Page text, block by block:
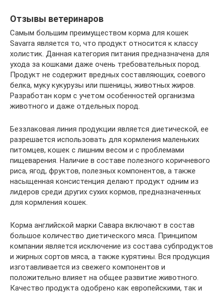
Отзывы ветеринаров
Самым большим преимуществом корма для кошек
Savarra является то, что продукт относится к классу
холистик. Данная категория питания предназначена для
ухода за кошками даже очень требовательных пород.
Продукт не содержит вредных составляющих, соевого
белка, муку кукурузы или пшеницы, животных жиров.
Разработан корм с учетом особенностей организма
животного и даже отдельных пород.
Беззлаковая линия продукции является диетической, ее
разрешается использовать для кормления маленьких
питомцев, кошек с лишним весом и с проблемами
пищеварения. Наличие в составе полезного коричневого
риса, ягод, фруктов, полезных компонентов, а также
насыщенная консистенция делают продукт одним из
лидеров среди других сухих кормов, предназначенных
для кормления кошек.
Корма английской марки Савара включают в состав
большое количество диетического мяса. Принципом
компании является исключение из состава субпродуктов
и жирных сортов мяса, а также курятины. Вся продукция
изготавливается из свежего компонентов и
положительно влияет на общее развитие животного.
Качество продукта одобрено как европейскими, так и